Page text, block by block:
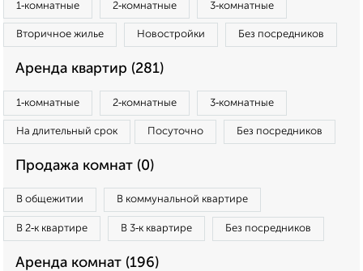
1‑комнатные 2‑комнатные 3‑комнатные
Вторичное жилье Новостройки Без посредников
Аренда квартир (281)
1‑комнатные 2‑комнатные 3‑комнатные
На длительный срок Посуточно Без посредников
Продажа комнат (0)
В общежитии В коммунальной квартире
В 2‑к квартире В 3‑к квартире Без посредников
Аренда комнат (196)